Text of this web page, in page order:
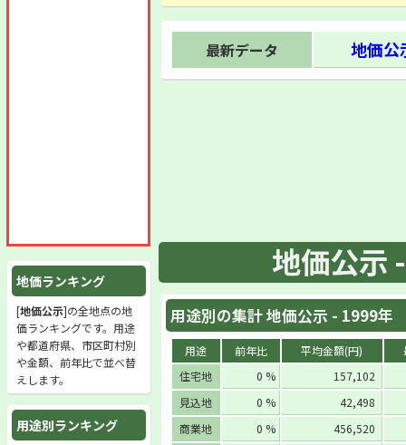
最新データ 地価
地価公示
用途別の集計 地価公示 - 1999年
用途 前年比 平均金額(円)
住宅地
0 %
157,102
見込地
0 %
42,498
商業地
0 %
456,520
地価ランキング
[地価公示]の全地点の地
価ランキングです。用途
や都道府県、市区町村別
や金額、前年比で並べ替
えします。
用途別ランキング